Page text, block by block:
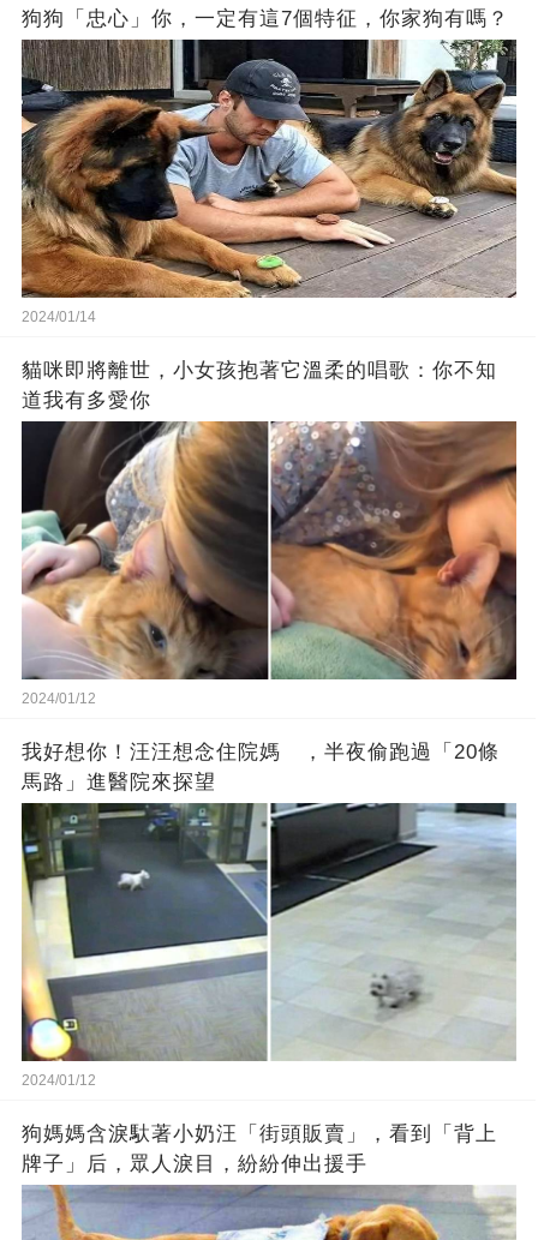
狗狗「忠心」你，一定有這7個特征，你家狗有嗎？
2024/01/14
貓咪即將離世，小女孩抱著它溫柔的唱歌：你不知
道我有多愛你
2024/01/12
我好想你！汪汪想念住院媽 ，半夜偷跑過「20條
馬路」進醫院來探望
2024/01/12
狗媽媽含淚馱著小奶汪「街頭販賣」，看到「背上
牌子」后，眾人淚目，紛紛伸出援手